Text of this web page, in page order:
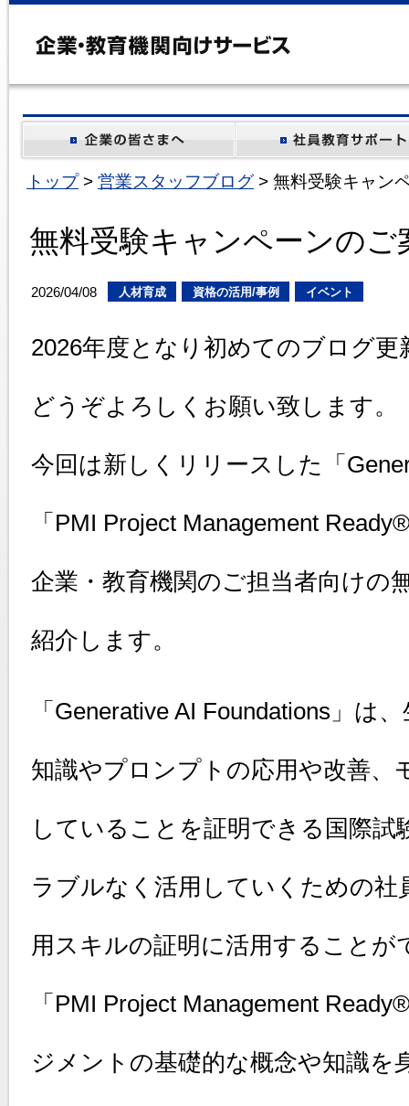
トップ> 営業スタッフブログ> 無料受験キャン
無料受験キャンペーンのご
2026/04/08 人材育成 資格の活用/事例 イベント
2026年度となり初めてのブログ
どうぞよろしくお願い致します。
今回は新しくリリースした「
「PMI Project Management
企業・教育機関のご担当者向けの
紹介します。
「Generative AI Foundations」は
知識やプロンプトの応用や改善、
していることを証明できる国際試
ラブルなく活用していくための社
用スキルの証明に活用することが
「PMI Project Management
ジメントの基礎的な概念や知識を